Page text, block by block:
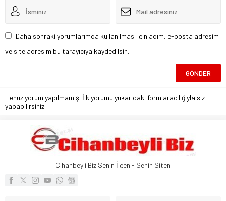
Daha sonraki yorumlarımda kullanılması için adım, e-posta adresim
ve site adresim bu tarayıcıya kaydedilsin.
Henüz yorum yapılmamış. İlk yorumu yukarıdaki form aracılığıyla siz
yapabilirsiniz.
Cihanbeyli.Biz Senin İlçen - Senin Siten